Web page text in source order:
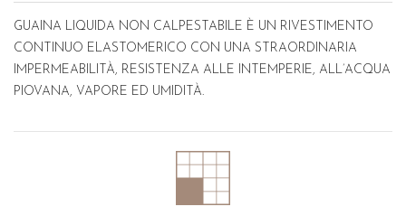
GUAINA LIQUIDA NON CALPESTABILE È UN RIVESTIMENTO
CONTINUO ELASTOMERICO CON UNA STRAORDINARIA
IMPERMEABILITÀ, RESISTENZA ALLE INTEMPERIE, ALL’ACQUA
PIOVANA, VAPORE ED UMIDITÀ.